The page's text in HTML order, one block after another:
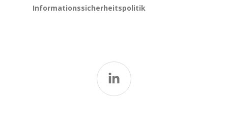
Informationssicherheitspolitik